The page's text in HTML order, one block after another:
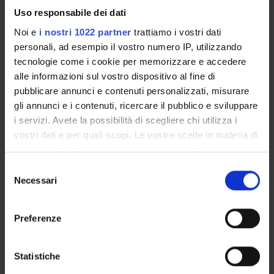
Uso responsabile dei dati
Noi e i nostri 1022 partner trattiamo i vostri dati
personali, ad esempio il vostro numero IP, utilizzando
tecnologie come i cookie per memorizzare e accedere
alle informazioni sul vostro dispositivo al fine di
pubblicare annunci e contenuti personalizzati, misurare
gli annunci e i contenuti, ricercare il pubblico e sviluppare
i servizi. Avete la possibilità di scegliere chi utilizza i
vostri dati e per quali scopi. Le vostre scelte in materia di
privacy sono applicabili solo su questa proprietà digitale
modificare o revocare il proprio consenso in qualsiasi
momento dalla Dichiarazione sui cookie o facendo clic
raccogliere informazioni sulla tua posizione
geografica, con un'approssimazione di qualche
delNecessari
Preferenze
Statistiche
Peter Michael Schuster
Referente esterno
Data pubblicazione
6 ottobre 2021
OFFERTA FORMATIVA
DOTTORATI, MASTER E FORMAZIONE SUPERIORE
Contatti
Luoghi